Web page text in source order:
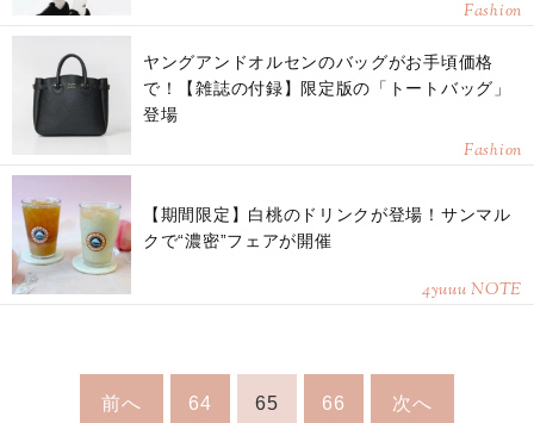
Fashion
ヤングアンドオルセンのバッグがお手頃価格
で！【雑誌の付録】限定版の「トートバッグ」
登場
Fashion
【期間限定】白桃のドリンクが登場！サンマル
クで“濃密”フェアが開催
4yuuu NOTE
前へ 64 65 66 次へ